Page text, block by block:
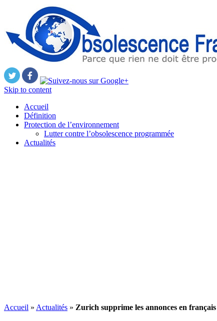
Skip to content
Accueil
Définition
Protection de l’environnement
Lutter contre l’obsolescence programmée
Actualités
Accueil » Actualités » Zurich supprime les annonces en